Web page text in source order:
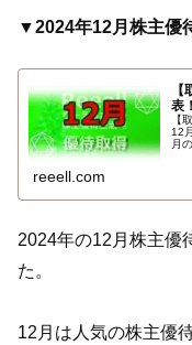
▼2024年12月株主優
表
【
12
月
Ｂ
reeell.com
2024年の12月株主優
た。
12月は人気の株主優